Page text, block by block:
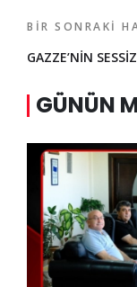
BIR SONRAKI
GAZZE’NİN
GÜNÜN